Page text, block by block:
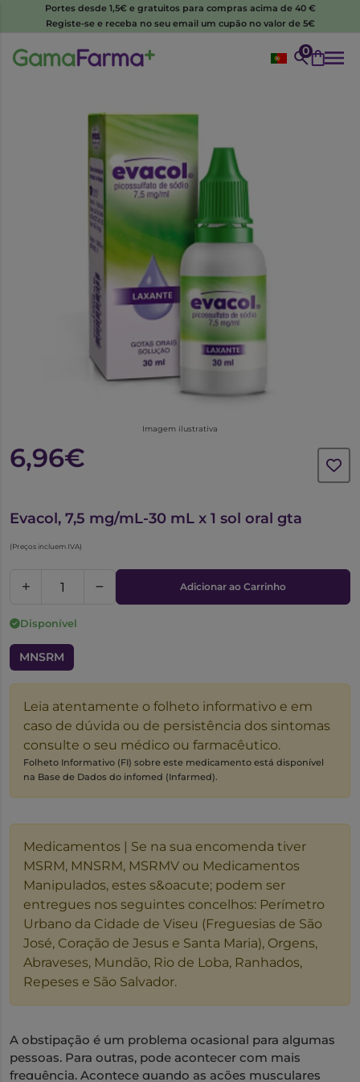
Portes desde 1,5€ e gratuitos para compras acima de 40 €
Registe-se e receba no seu email um cupão no valor de 5€
0
Imagem ilustrativa
6,96€
Evacol, 7,5 mg/mL-30 mL x 1 sol oral gta
(Preços incluem IVA)
Adicionar ao Carrinho
Disponível
MNSRM
Leia atentamente o folheto informativo e em
caso de dúvida ou de persistência dos sintomas
consulte o seu médico ou farmacêutico.
Folheto Informativo (FI) sobre este medicamento está disponível
na Base de Dados do infomed (Infarmed).
Medicamentos | Se na sua encomenda tiver
MSRM, MNSRM, MSRMV ou Medicamentos
Manipulados, estes s&oacute; podem ser
entregues nos seguintes concelhos: Perímetro
Urbano da Cidade de Viseu (Freguesias de São
José, Coração de Jesus e Santa Maria), Orgens,
Abraveses, Mundão, Rio de Loba, Ranhados,
Repeses e São Salvador.
A obstipação é um problema ocasional para algumas
pessoas. Para outras, pode acontecer com mais
frequência. Acontece quando as ações musculares